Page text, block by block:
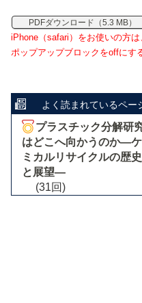
PDFダウンロード（5.3 MB）
iPhone（safari）をお使いの方
ポップアップブロックをoffにす
よく読まれているペー
プラスチック分解研
はどこへ向かうのか―ケ
ミカルリサイクルの歴史
と展望―
(31回)